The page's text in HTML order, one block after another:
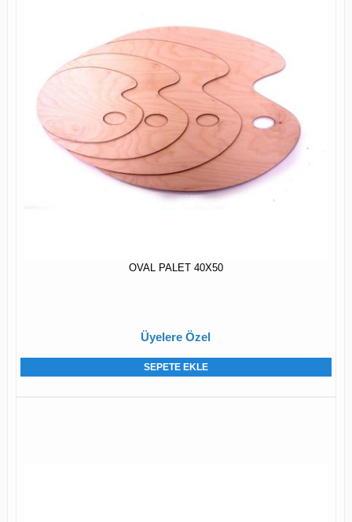
OVAL PALET 40X50
Üyelere Özel
SEPETE EKLE